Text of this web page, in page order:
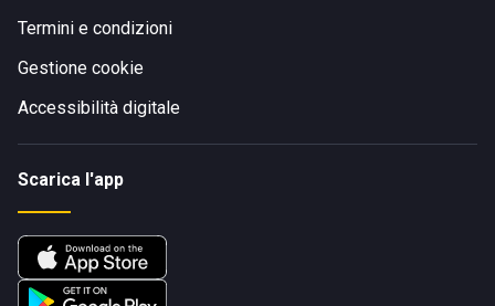
Termini e condizioni
Gestione cookie
Accessibilità digitale
Scarica l'app